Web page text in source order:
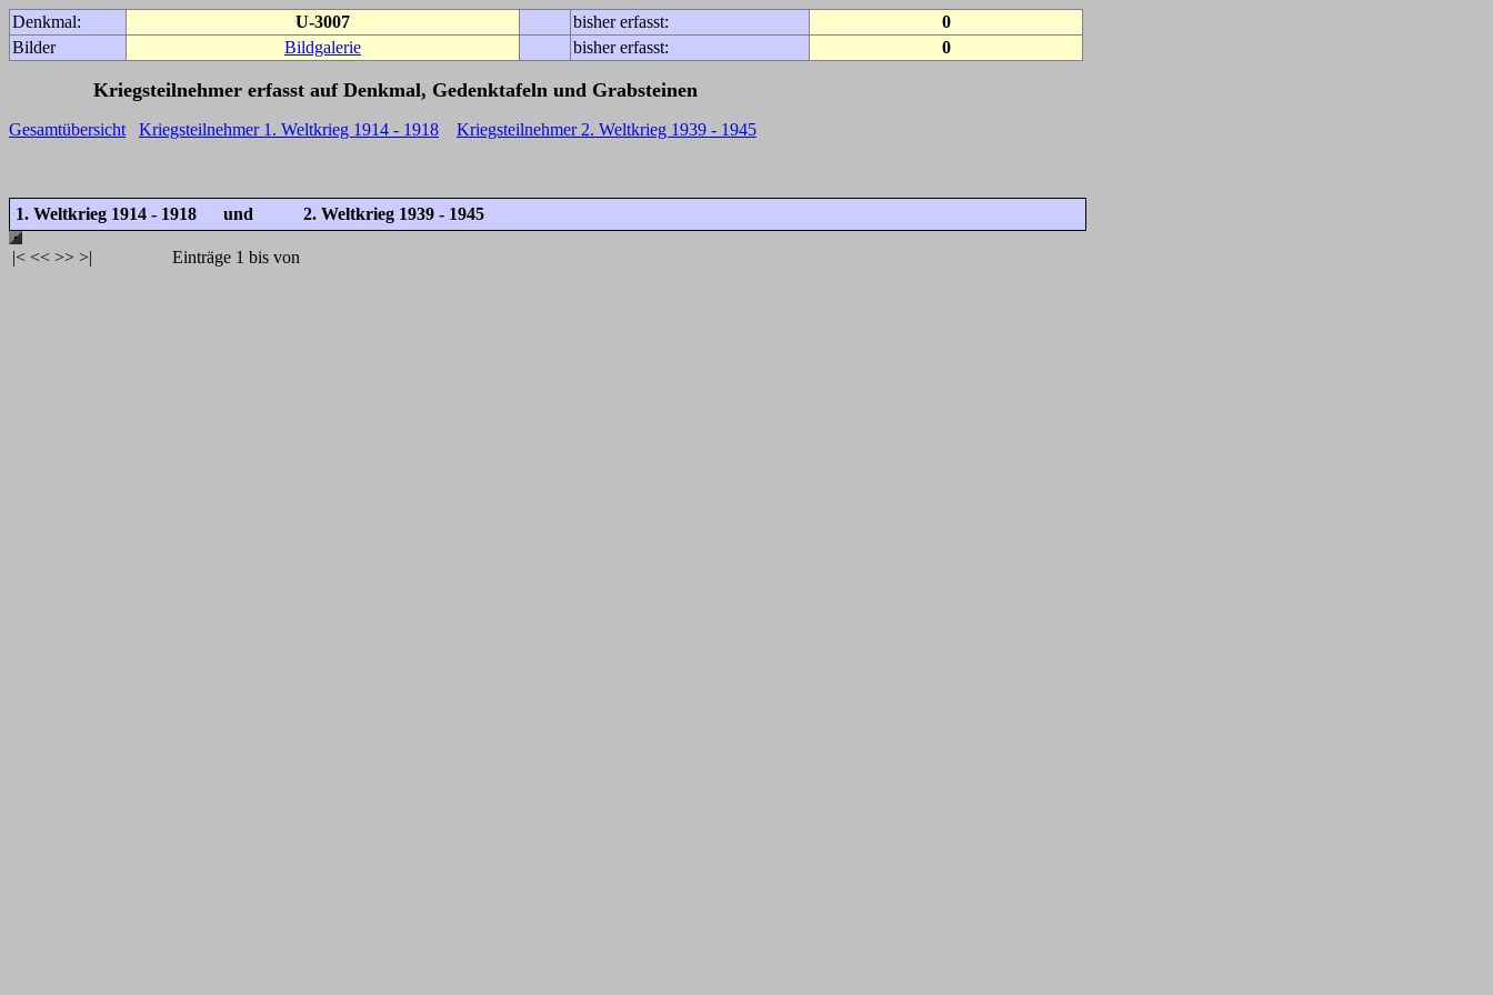
Denkmal: U-3007 bisher erfasst:
0
Bilder
Bildgalerie bisher erfasst: 0
Kriegsteilnehmer erfasst auf Denkmal, Gedenktafeln und Grabsteinen
Gesamtübersicht Kriegsteilnehmer 1. Weltkrieg 1914 - 1918 Kriegsteilnehmer 2. Weltkrieg 1939 - 1945
1. Weltkrieg 1914 - 1918 und 2. Weltkrieg 1939 - 1945
|< << >> >| Einträge 1 bis von